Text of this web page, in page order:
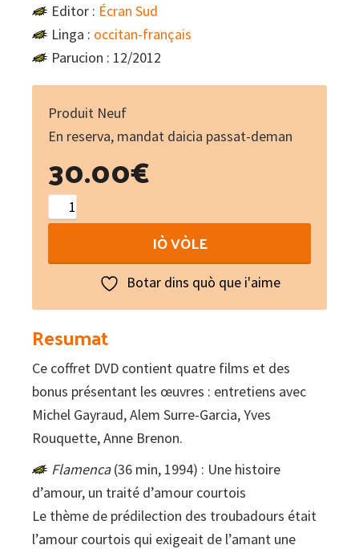
Editor : Écran Sud
Linga : occitan-français
Parucion : 12/2012
Produit Neuf
En reserva, mandat daicia passat-deman
30.00€
Poésie
d'amour
Moyen-
Âge
occitan
(2
DVD)
quantity
IÒ VÒLE
Botar dins quò que i'aime
Resumat
Ce coffret DVD contient quatre films et des
bonus présentant les œuvres : entretiens avec
Michel Gayraud, Alem Surre-Garcia, Yves
Rouquette, Anne Brenon.
Flamenca(36 min, 1994) : Une histoire
d’amour, un traité d’amour courtois
Le thème de prédilection des troubadours était
l’amour courtois qui exigeait de l’amant une